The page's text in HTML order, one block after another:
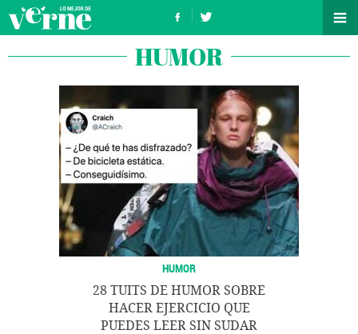
HUMOR
HUMOR
28 TUITS DE HUMOR SOBRE
HACER EJERCICIO QUE
PUEDES LEER SIN SUDAR